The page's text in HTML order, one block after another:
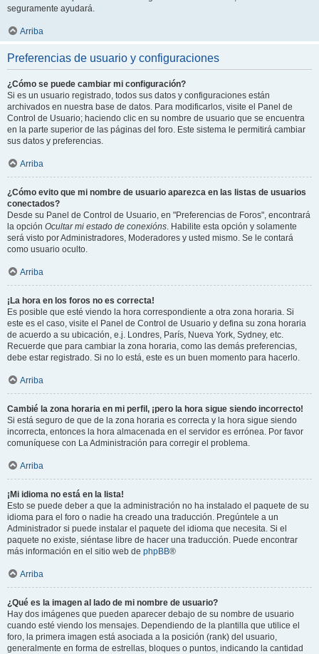
seguramente ayudará.
Arriba
Preferencias de usuario y configuraciones
¿Cómo se puede cambiar mi configuración?
Si es un usuario registrado, todos sus datos y configuraciones están
archivados en nuestra base de datos. Para modificarlos, visite el Panel de
Control de Usuario; haciendo clic en su nombre de usuario que se encuentra
en la parte superior de las páginas del foro. Este sistema le permitirá cambiar
sus datos y preferencias.
Arriba
¿Cómo evito que mi nombre de usuario aparezca en las listas de usuarios
conectados?
Desde su Panel de Control de Usuario, en "Preferencias de Foros", encontrará
la opción Ocultar mi estado de conexións. Habilite esta opción y solamente
será visto por Administradores, Moderadores y usted mismo. Se le contará
como usuario oculto.
Arriba
¡La hora en los foros no es correcta!
Es posible que esté viendo la hora correspondiente a otra zona horaria. Si
este es el caso, visite el Panel de Control de Usuario y defina su zona horaria
de acuerdo a su ubicación, e.j. Londres, París, Nueva York, Sydney, etc.
Recuerde que para cambiar la zona horaria, como las demás preferencias,
debe estar registrado. Si no lo está, este es un buen momento para hacerlo.
Arriba
Cambié la zona horaria en mi perfil, ¡pero la hora sigue siendo incorrecto!
Si está seguro de que de la zona horaria es correcta y la hora sigue siendo
incorrecta, entonces la hora almacenada en el servidor es errónea. Por favor
comuníquese con La Administración para corregir el problema.
Arriba
¡Mi idioma no está en la lista!
Esto se puede deber a que la administración no ha instalado el paquete de su
idioma para el foro o nadie ha creado una traducción. Pregúntele a un
Administrador si puede instalar el paquete del idioma que necesita. Si el
paquete no existe, siéntase libre de hacer una traducción. Puede encontrar
más información en el sitio web de phpBB®
Arriba
¿Qué es la imagen al lado de mi nombre de usuario?
Hay dos imágenes que pueden aparecer debajo de su nombre de usuario
cuando esté viendo los mensajes. Dependiendo de la plantilla que utilice el
foro, la primera imagen está asociada a la posición (rank) del usuario,
generalmente en forma de estrellas, bloques o puntos, indicando la cantidad